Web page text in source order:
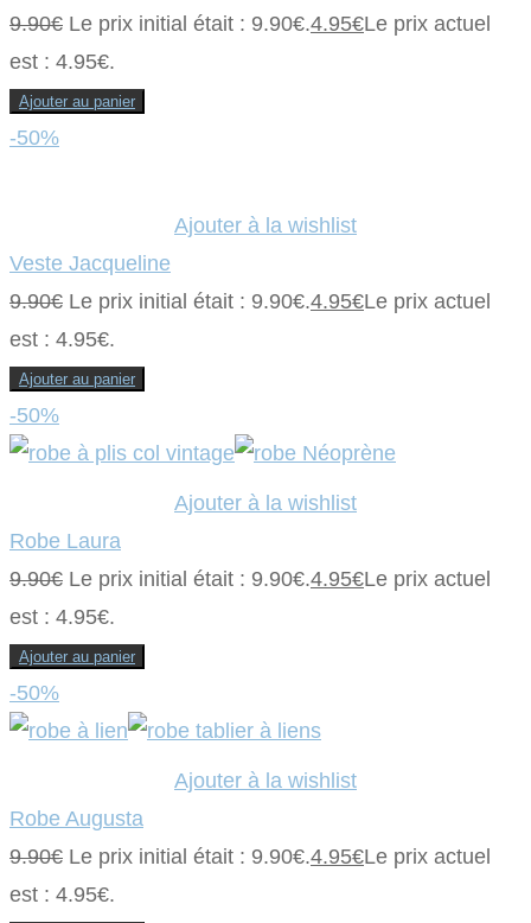
9.90€ Le prix initial était : 9.90€.4.95€Le prix actuel
est : 4.95€.
Ajouter au panier
-50%
Ajouter à la wishlist
Veste Jacqueline
9.90€ Le prix initial était : 9.90€.4.95€Le prix actuel
est : 4.95€.
Ajouter au panier
-50%
Ajouter à la wishlist
Robe Laura
9.90€ Le prix initial était : 9.90€.4.95€Le prix actuel
est : 4.95€.
Ajouter au panier
-50%
Ajouter à la wishlist
Robe Augusta
9.90€ Le prix initial était : 9.90€.4.95€Le prix actuel
est : 4.95€.